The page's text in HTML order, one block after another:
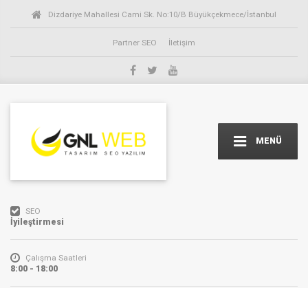
Dizdariye Mahallesi Cami Sk. No:10/B Büyükçekmece/İstanbul
Partner SEO İletişim
MENÜ
SEO
İyileştirmesi
Çalışma Saatleri
8:00 - 18:00